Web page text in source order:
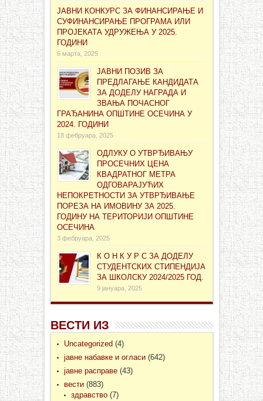
ЈАВНИ КОНКУРС ЗА ФИНАНСИРАЊЕ И
СУФИНАНСИРАЊЕ ПРОГРАМА ИЛИ
ПРОЈЕКАТА УДРУЖЕЊА У 2025.
ГОДИНИ
6 марта, 2025
ЈАВНИ ПОЗИВ ЗА
ПРЕДЛАГАЊЕ КАНДИДАТА
ЗА ДОДЕЛУ НАГРАДА И
ЗВАЊА ПОЧАСНОГ
ГРАЂАНИНА ОПШТИНЕ ОСЕЧИНА У
2024. ГОДИНИ
18 фебруара, 2025
ОДЛУКУ О УТВРЂИВАЊУ
ПРОСЕЧНИХ ЦЕНА
КВАДРАТНОГ МЕТРА
ОДГОВАРАЈУЋИХ
НЕПОКРЕТНОСТИ ЗА УТВРЂИВАЊЕ
ПОРЕЗА НА ИМОВИНУ ЗА 2025.
ГОДИНУ НА ТЕРИТОРИЈИ ОПШТИНЕ
ОСЕЧИНА
3 фебруара, 2025
К О Н К У Р С ЗА ДОДЕЛУ
СТУДЕНТСКИХ СТИПЕНДИЈА
ЗА ШКОЛСКУ 2024/2025 ГОД.
9 јануара, 2025
ВЕСТИ ИЗ
Uncategorized (4)
јавне набавке и огласи(642)
јавне расправе(43)
вести(883)
здравство(7)